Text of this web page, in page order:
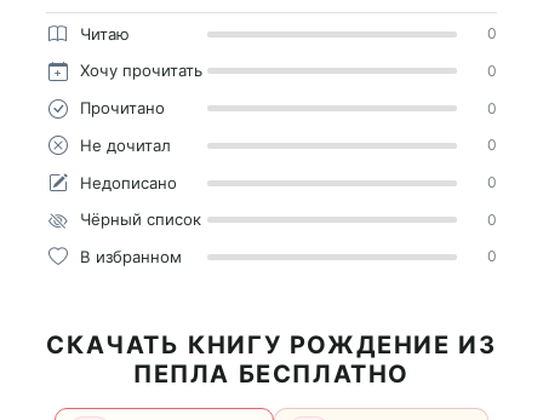
Читаю 0
Хочу прочитать 0
Прочитано 0
Не дочитал 0
Недописано 0
Чёрный список 0
В избранном 0
СКАЧАТЬ КНИГУ РОЖДЕНИЕ ИЗ
ПЕПЛА БЕСПЛАТНО